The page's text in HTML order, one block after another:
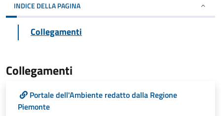
INDICE DELLA PAGINA
Collegamenti
Collegamenti
Portale dell'Ambiente redatto dalla Regione
Piemonte